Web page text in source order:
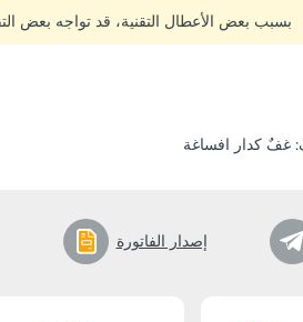
بسبب بعض الأعطال التقنية، قد تواجه بعض
غفٌ كدار افساغة
إصدار الفاتورة